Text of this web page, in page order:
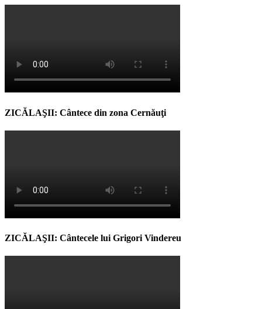
ZICĂLAŞII: Cântece din zona Cernăuţi
ZICĂLAŞII: Cântecele lui Grigori Vindereu